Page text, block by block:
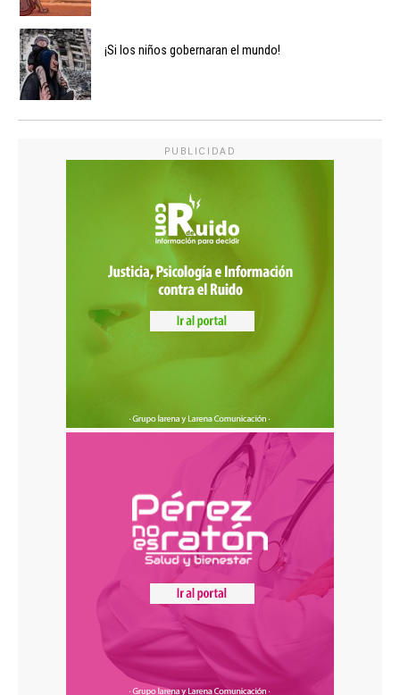
¡Si los niños gobernaran el mundo!
PUBLICIDAD